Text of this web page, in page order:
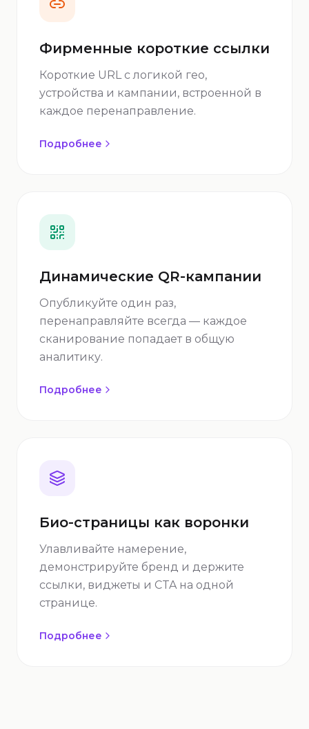
Фирменные короткие ссылки
Короткие URL с логикой гео,
устройства и кампании, встроенной в
каждое перенаправление.
Подробнее
Динамические QR-кампании
Опубликуйте один раз,
перенаправляйте всегда — каждое
сканирование попадает в общую
аналитику.
Подробнее
Био-страницы как воронки
Улавливайте намерение,
демонстрируйте бренд и держите
ссылки, виджеты и CTA на одной
странице.
Подробнее